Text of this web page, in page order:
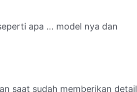
apa … model nya dan
saat sudah memberikan detail